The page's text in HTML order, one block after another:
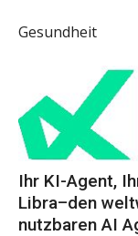
Gesundheit
Ihr KI-Agent,
Libra–den
nutzbaren AI